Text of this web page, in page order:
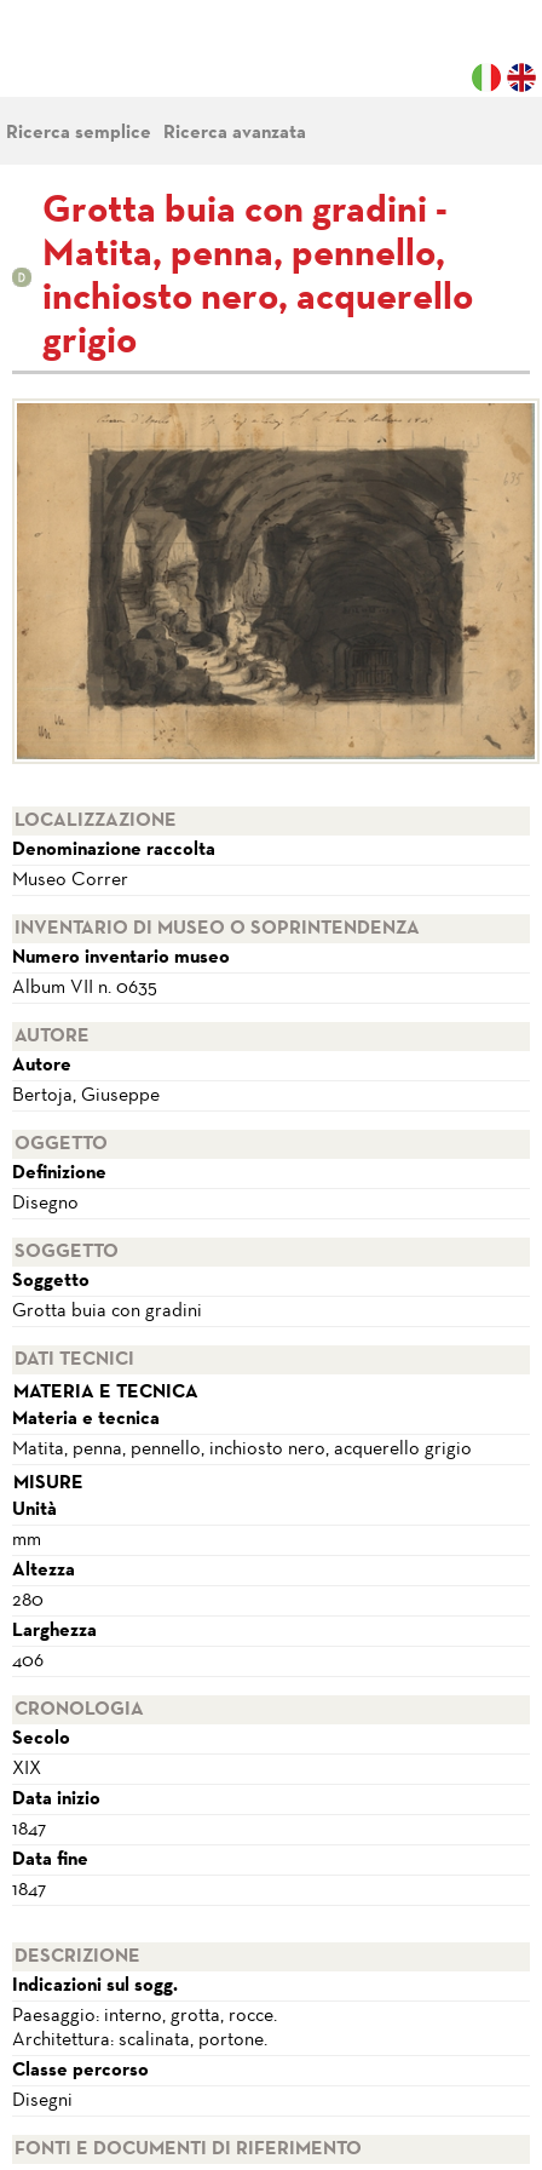
Ricerca semplice Ricerca avanzata
Grotta buia con gradini -
Matita, penna, pennello,
inchiosto nero, acquerello
grigio
LOCALIZZAZIONE
Denominazione raccolta
Museo Correr
INVENTARIO DI MUSEO O SOPRINTENDENZA
Numero inventario museo
Album VII n. 0635
AUTORE
Autore
Bertoja, Giuseppe
OGGETTO
Definizione
Disegno
SOGGETTO
Soggetto
Grotta buia con gradini
DATI TECNICI
MATERIA E TECNICA
Materia e tecnica
Matita, penna, pennello, inchiosto nero, acquerello grigio
MISURE
Unità
mm
Altezza
280
Larghezza
406
CRONOLOGIA
Secolo
XIX
Data inizio
1847
Data fine
1847
DESCRIZIONE
Indicazioni sul sogg.
Paesaggio: interno, grotta, rocce.
Architettura: scalinata, portone.
Classe percorso
Disegni
FONTI E DOCUMENTI DI RIFERIMENTO